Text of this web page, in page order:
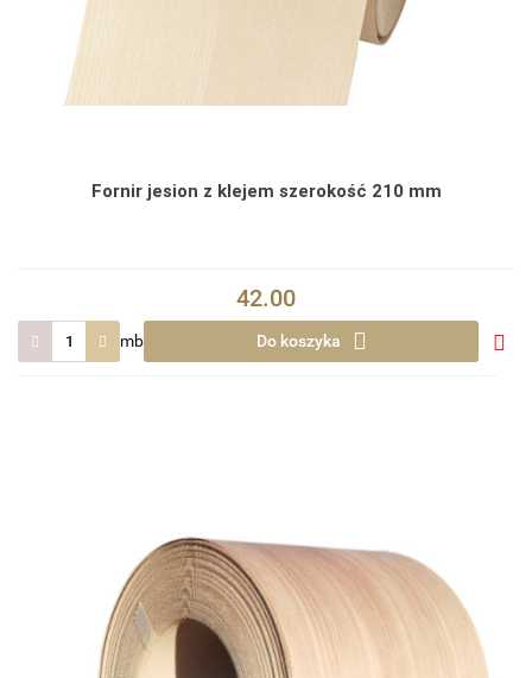
Fornir jesion z klejem szerokość 210 mm
42.00
mb Do koszyka